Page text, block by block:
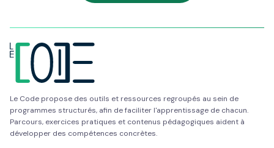
Le Code propose des outils et ressources regroupés au sein de
programmes structurés, afin de faciliter l'apprentissage de chacun.
Parcours, exercices pratiques et contenus pédagogiques aident à
développer des compétences concrètes.